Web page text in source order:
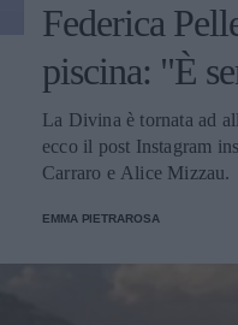
Federica
piscina: "È
La Divina è tornata ad
ecco il post Instagram
Carraro e Alice Mizzau.
EMMA PIETRAROSA